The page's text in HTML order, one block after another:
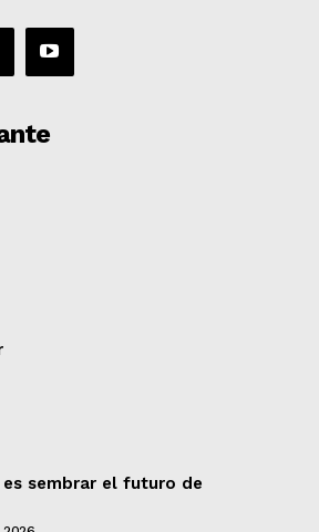
sembrar el futuro de